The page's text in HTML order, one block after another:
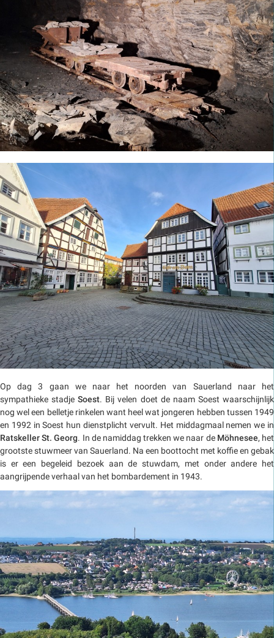
Op dag 3 gaan we naar het noorden van Sauerland naar het
sympathieke stadjeSoest. Bij velen doet de naam Soest waarschijnlijk
nog wel een belletje rinkelen want heel wat jongeren hebben tussen 1949
en 1992 in Soest hun dienstplicht vervult. Het middagmaal nemen we in
Ratskeller St. Georg. In de namiddag trekken we naar de Möhnesee, het
grootste stuwmeer van Sauerland. Na een boottocht met koffie en gebak
is er een begeleid bezoek aan de stuwdam, met onder andere het
aangrijpende verhaal van het bombardement in 1943.